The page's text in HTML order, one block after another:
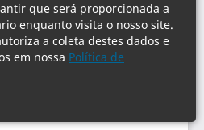
que será proporcionada a
enquanto visita o nosso site.
a coleta destes dados e
em nossa Política de